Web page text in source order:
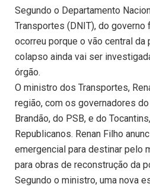
Segundo o Departamento
Transportes (DNIT), do governo
ocorreu porque o vão central da
colapso ainda vai ser
órgão.
O ministro dos Transportes,
região, com os governadores do
Brandão, do PSB, e do
Republicanos. Renan Filho
emergencial para destinar pelo
para obras de reconstrução da
Segundo o ministro, uma nova